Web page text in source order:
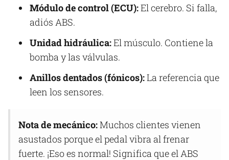
Módulo de control (ECU):El cerebro. Si falla,
adiós ABS.
Unidad hidráulica:El músculo. Contiene la
bomba y las válvulas.
Anillos dentados (fónicos):La referencia que
leen los sensores.
Nota de mecánico:Muchos clientes vienen
asustados porque el pedal vibra al frenar
fuerte. ¡Eso es normal! Significa que el ABS